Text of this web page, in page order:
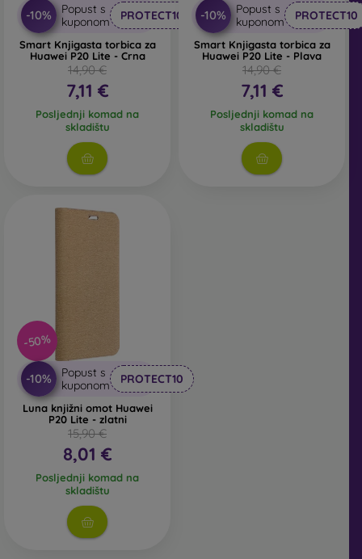
-10%
Popust s
kuponom
PROTECT10
Smart Knjigasta torbica za
Huawei P20 Lite - Crna
14,90 €
7,11 €
Posljednji komad na
skladištu
-10%
Popust s
kuponom
PROTECT10
Smart Knjigasta torbica za
Huawei P20 Lite - Plava
14,90 €
7,11 €
Posljednji komad na
skladištu
-50%
-10%
Popust s
kuponom
PROTECT10
Luna knjižni omot Huawei
P20 Lite - zlatni
15,90 €
8,01 €
Posljednji komad na
skladištu